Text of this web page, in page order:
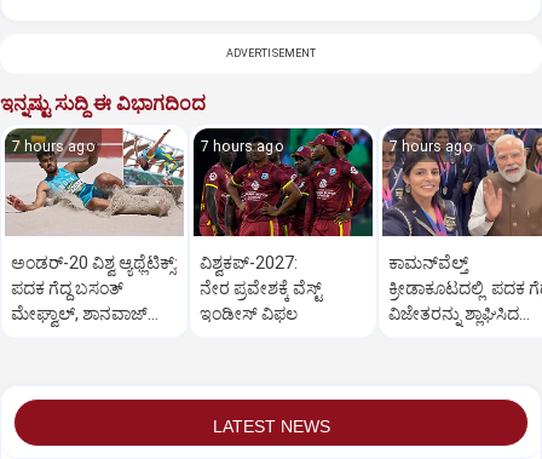
ADVERTISEMENT
ಇನ್ನಷ್ಟು ಸುದ್ದಿ ಈ ವಿಭಾಗದಿಂದ
7 hours ago
ಅಂಡರ್‌-20 ವಿಶ್ವ ಆ್ಯಥ್ಲೆಟಿಕ್ಸ್‌:
ಪದಕ ಗೆದ್ದ ಬಸಂತ್‌
ಮೇಘ್ವಾಲ್‌, ಶಾನವಾಜ್‌
7 hours ago
ವಿಶ್ವಕಪ್‌-2027:
ನೇರ ಪ್ರವೇಶಕ್ಕೆ ವೆಸ್ಟ್‌
ಇಂಡೀಸ್‌ ವಿಫಲ
7 hours ago
ಕಾಮನ್‌ವೆಲ್ತ್
ಕ್ರೀಡಾಕೂಟದಲ್ಲಿ ಪದಕ
ವಿಜೇತರನ್ನು ಶ್ಲಾಘಿಸಿದ
LATEST NEWS